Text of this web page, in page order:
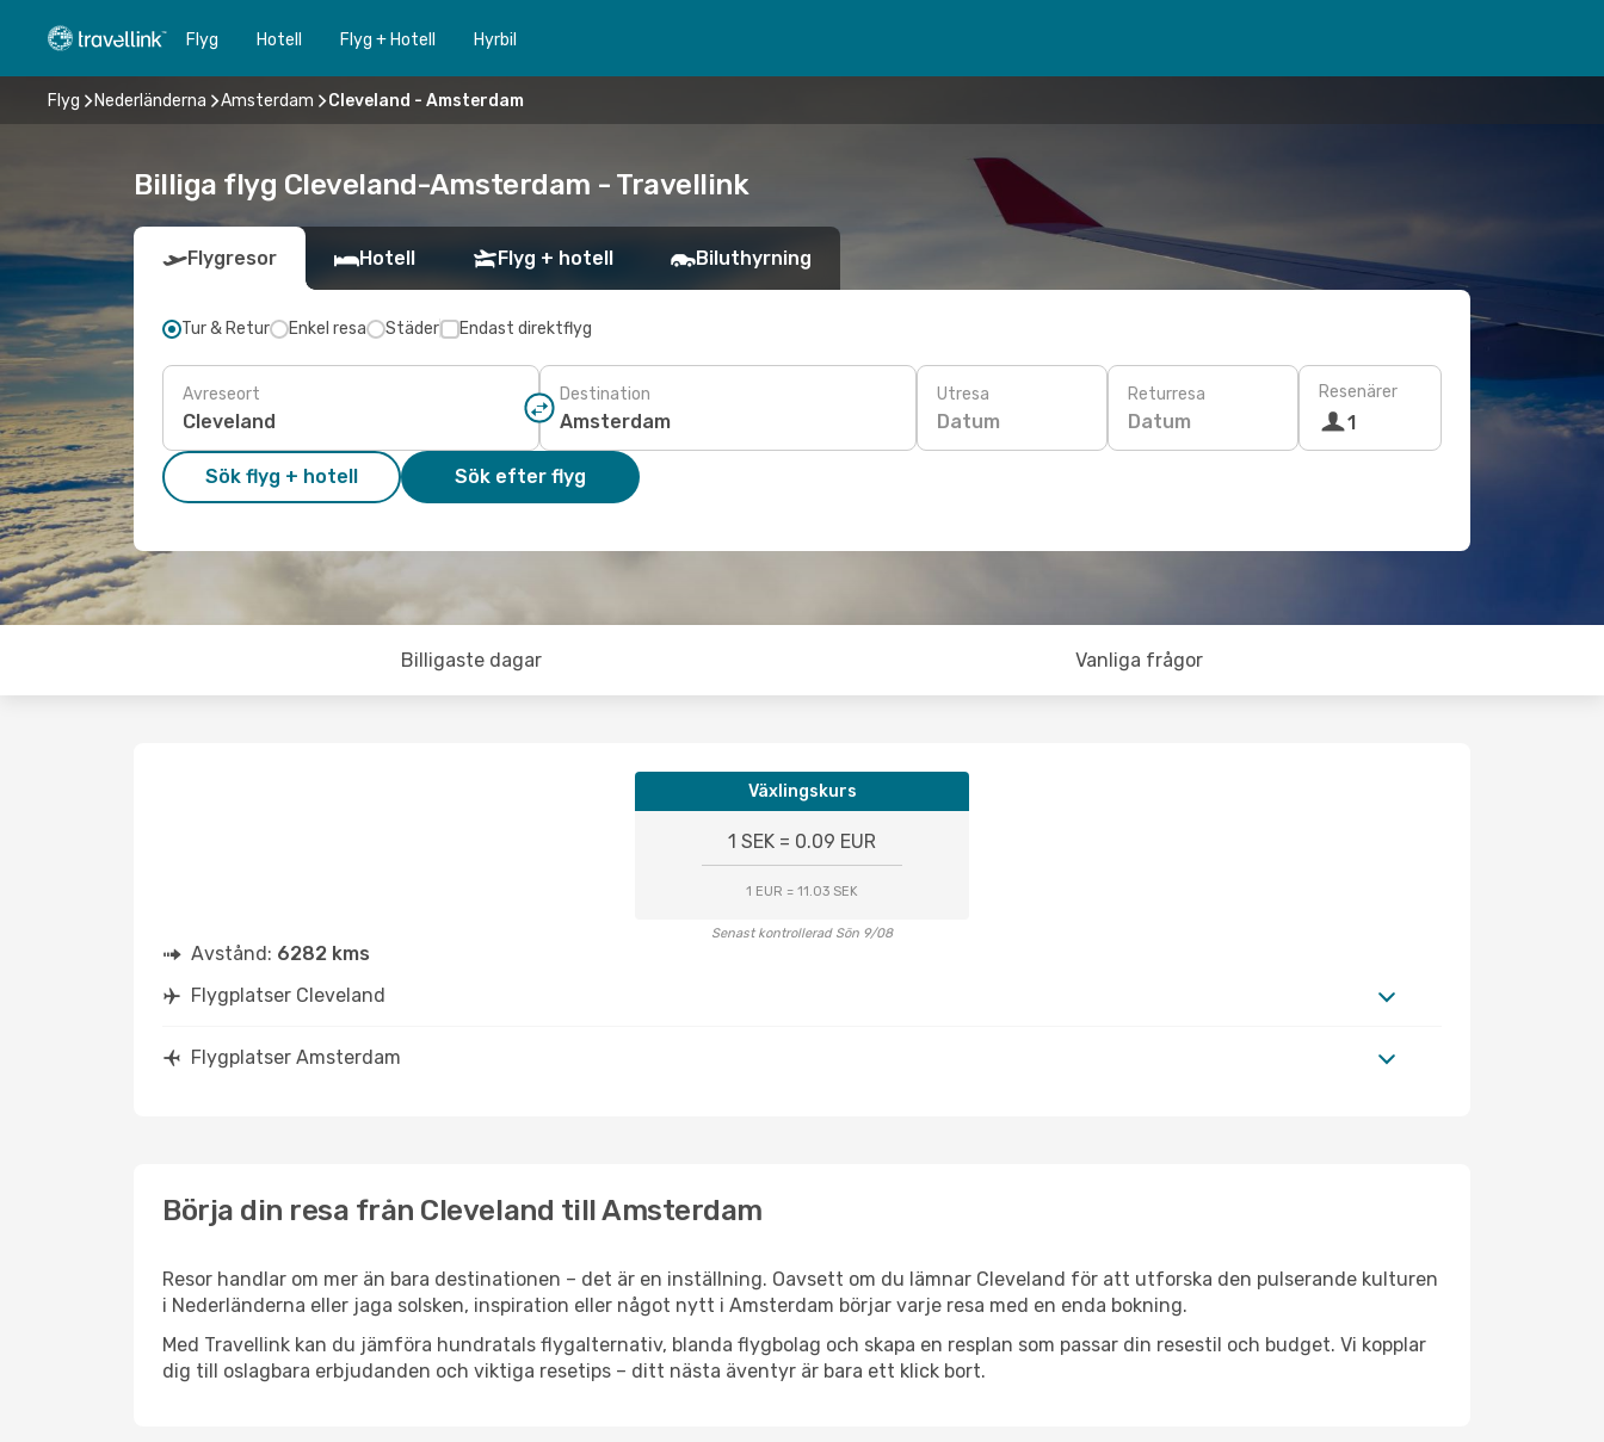
Flyg Hotell Flyg + Hotell Hyrbil
Flyg Nederländerna Amsterdam Cleveland - Amsterdam
Billiga flyg Cleveland-Amsterdam - Travellink
Flygresor Hotell Flyg + hotell Biluthyrning
Tur & Retur Enkel resa Städer Endast direktflyg
Avreseort Destination Utresa
Datum
Returresa
Datum
Resenärer
1
Sök flyg + hotell Sök efter flyg
Billigaste dagar Vanliga frågor
Växlingskurs
1 SEK = 0.09 EUR
1 EUR = 11.03 SEK
Senast kontrollerad Sön 9/08
Avstånd: 6282 kms
Flygplatser Cleveland
Flygplatser Amsterdam
Börja din resa från Cleveland till Amsterdam
Resor handlar om mer än bara destinationen – det är en inställning. Oavsett om du lämnar Cleveland för att utforska den pulserande kulturen
i Nederländerna eller jaga solsken, inspiration eller något nytt i Amsterdam börjar varje resa med en enda bokning.
Med Travellink kan du jämföra hundratals flygalternativ, blanda flygbolag och skapa en resplan som passar din resestil och budget. Vi kopplar
dig till oslagbara erbjudanden och viktiga resetips – ditt nästa äventyr är bara ett klick bort.